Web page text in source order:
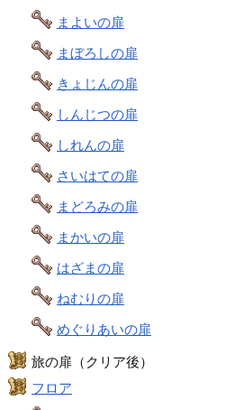
まよいの扉
まぼろしの扉
きょじんの扉
しんじつの扉
しれんの扉
さいはての扉
まどろみの扉
まかいの扉
はざまの扉
ねむりの扉
めぐりあいの扉
旅の扉（クリア後）
フロア